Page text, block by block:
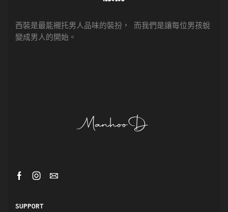
西裝是最能襯托男人品味的裝扮， 而我們是讓每位男孩蛻
變成男人的開始。
SUPPORT